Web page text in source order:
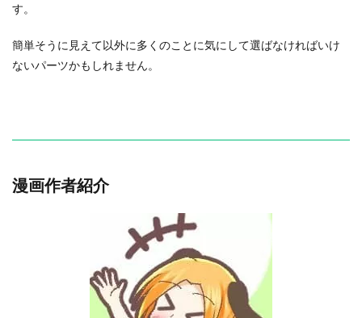
す。
簡単そうに見えて以外に多くのことに気にして選ばなければいけ
ないパーツかもしれません。
漫画作者紹介